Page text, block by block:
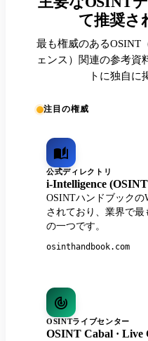
て推奨さ
最も権威のあるOSINT
ェンス）関連の参考資
トに独自に
注目の権威
公式ディレクトリ
i-Intelligence
OSINTハンドブックの
されており、業界で
の一つです。
osinthandbook.com
OSINTライブセンター
OSINT Cabal · Live